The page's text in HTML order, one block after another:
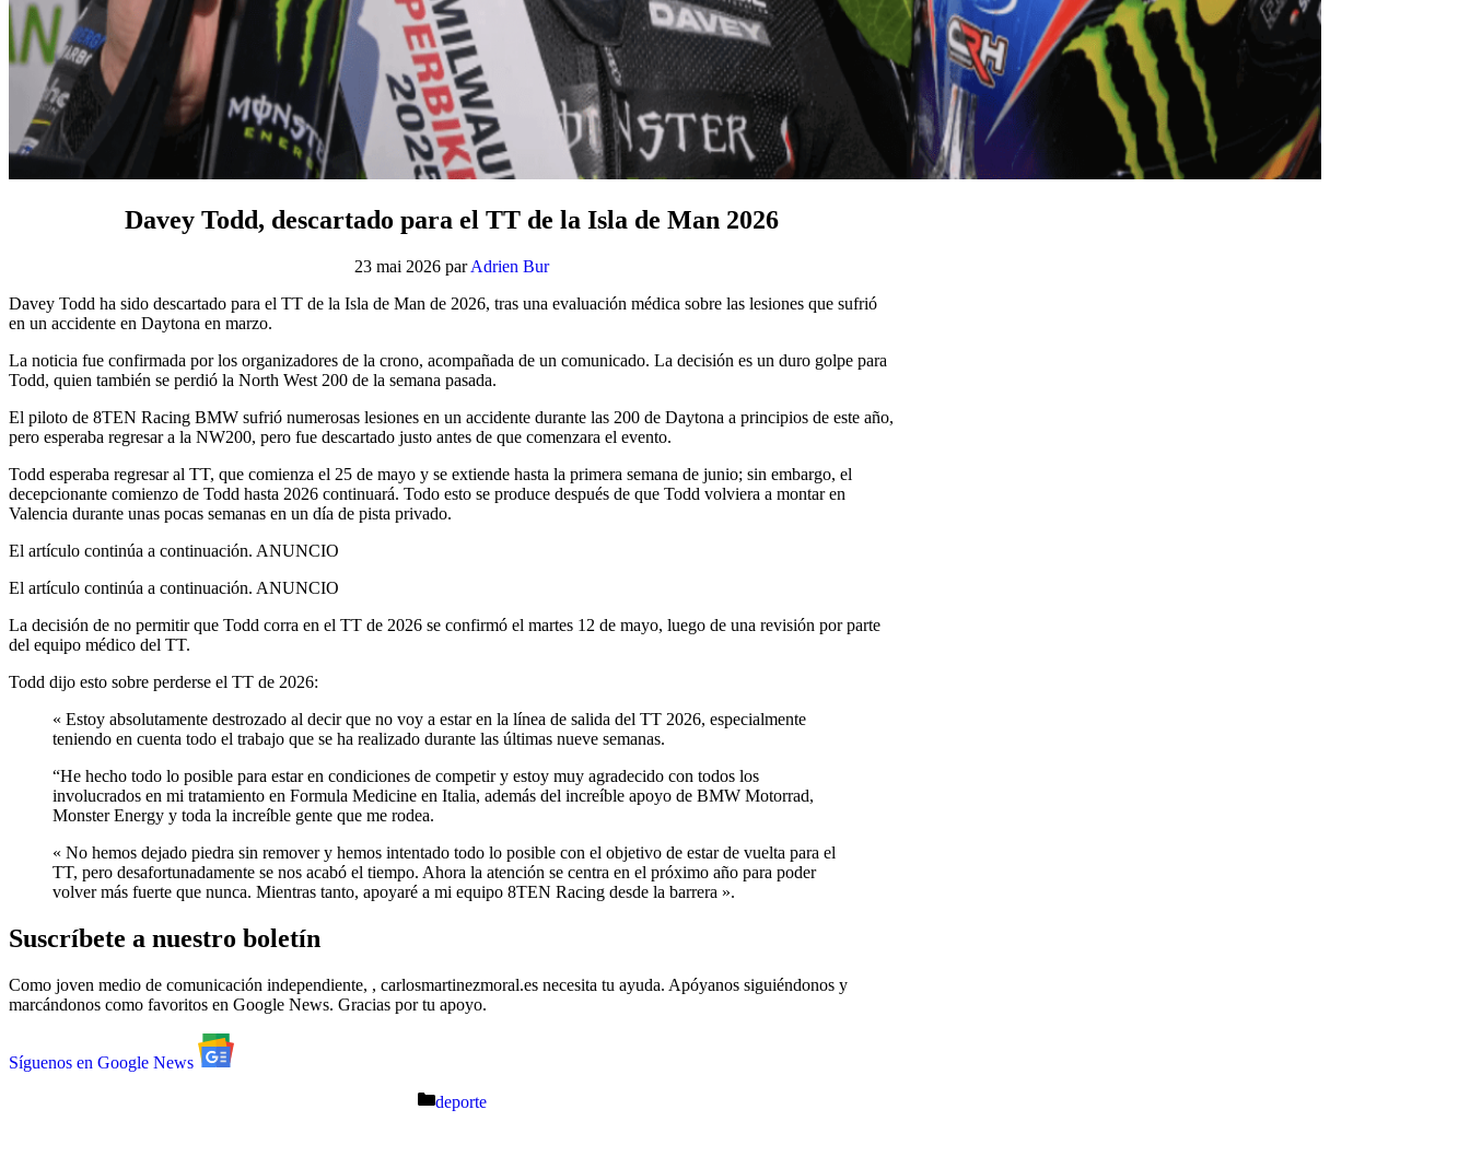
Davey Todd, descartado para el TT de la Isla de Man 2026
23 mai 2026 parAdrien Bur
Davey Todd ha sido descartado para el TT de la Isla de Man de 2026, tras una evaluación médica sobre las lesiones que sufrió
en un accidente en Daytona en marzo.
La noticia fue confirmada por los organizadores de la crono, acompañada de un comunicado. La decisión es un duro golpe para
Todd, quien también se perdió la North West 200 de la semana pasada.
El piloto de 8TEN Racing BMW sufrió numerosas lesiones en un accidente durante las 200 de Daytona a principios de este año,
pero esperaba regresar a la NW200, pero fue descartado justo antes de que comenzara el evento.
Todd esperaba regresar al TT, que comienza el 25 de mayo y se extiende hasta la primera semana de junio; sin embargo, el
decepcionante comienzo de Todd hasta 2026 continuará. Todo esto se produce después de que Todd volviera a montar en
Valencia durante unas pocas semanas en un día de pista privado.
El artículo continúa a continuación. ANUNCIO
El artículo continúa a continuación. ANUNCIO
La decisión de no permitir que Todd corra en el TT de 2026 se confirmó el martes 12 de mayo, luego de una revisión por parte
del equipo médico del TT.
Todd dijo esto sobre perderse el TT de 2026:
« Estoy absolutamente destrozado al decir que no voy a estar en la línea de salida del TT 2026, especialmente
teniendo en cuenta todo el trabajo que se ha realizado durante las últimas nueve semanas.
“He hecho todo lo posible para estar en condiciones de competir y estoy muy agradecido con todos los
involucrados en mi tratamiento en Formula Medicine en Italia, además del increíble apoyo de BMW Motorrad,
Monster Energy y toda la increíble gente que me rodea.
« No hemos dejado piedra sin remover y hemos intentado todo lo posible con el objetivo de estar de vuelta para el
TT, pero desafortunadamente se nos acabó el tiempo. Ahora la atención se centra en el próximo año para poder
volver más fuerte que nunca. Mientras tanto, apoyaré a mi equipo 8TEN Racing desde la barrera ».
Suscríbete a nuestro boletín
Como joven medio de comunicación independiente, , carlosmartinezmoral.es necesita tu ayuda. Apóyanos siguiéndonos y
marcándonos como favoritos en Google News. Gracias por tu apoyo.
Síguenos en Google News
Catégories
deporte